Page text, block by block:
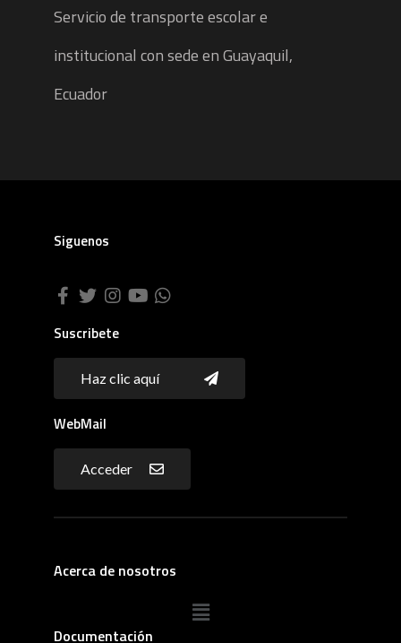
Servicio de transporte escolar e
institucional con sede en Guayaquil,
Ecuador
Siguenos
Suscribete
Haz clic aquí
WebMail
Acceder
Acerca de nosotros
Documentación